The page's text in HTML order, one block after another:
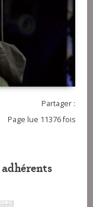
Partager :
Page lue 11376 fois